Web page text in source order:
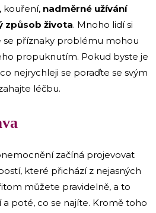
kouření, nadměrné užívání
způsob života. Mnoho lidí si
se příznaky problému mohou
propuknutím. Pokud byste je
nejrychleji se poraďte se svým
léčbu.
začíná projevovat
které přichází z nejasných
můžete pravidelně, a to
poté, co se najíte. Kromě toho